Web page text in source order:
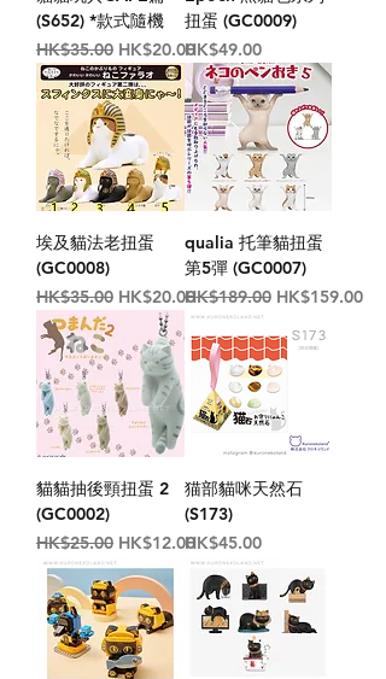
(S652) *款式隨機
一般價格
HK$35.00 促銷價格
HK$20.00
扭蛋 (GC0009)
價格
HK$49.00
埃及貓法老扭蛋
(GC0008)
一般價格
HK$35.00 促銷價格
HK$20.00
qualia 托筆貓扭蛋
第5彈 (GC0007)
一般價格
HK$189.00 促銷價格
HK$159.00
貓貓抽後頸扭蛋 2
(GC0002)
一般價格
HK$25.00 促銷價格
HK$12.00
猫部貓咪天然石
(S173)
價格
HK$45.00